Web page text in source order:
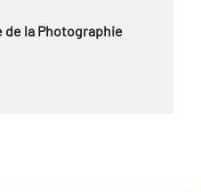
de la Photographie